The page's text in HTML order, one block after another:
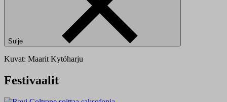
Sulje
Kuvat: Maarit Kytöharju
Festivaalit